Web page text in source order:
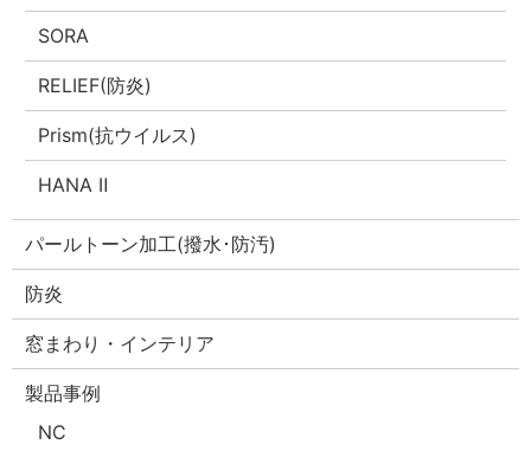
SORA
RELIEF(防炎)
Prism(抗ウイルス)
HANA Ⅱ
パールトーン加工(撥水･防汚)
防炎
窓まわり・インテリア
製品事例
NC